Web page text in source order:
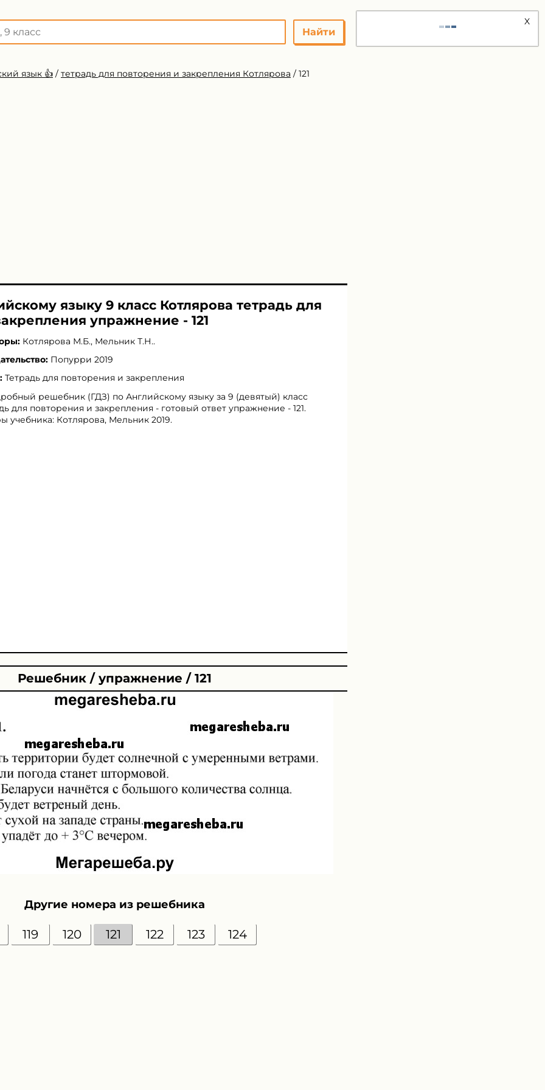
X
Найти
язык 👍 / тетрадь для повторения и закрепления Котлярова / 121
языку 9 класс Котлярова тетрадь для
упражнение - 121
Котлярова М.Б., Мельник Т.Н..
Попурри 2019
Тетрадь для повторения и закрепления
решебник (ГДЗ) по Английскому языку за 9 (девятый) класс
для повторения и закрепления - готовый ответ упражнение - 121.
учебника: Котлярова, Мельник 2019.
Решебник / упражнение / 121
Другие номера из решебника
119 120 121 122 123 124